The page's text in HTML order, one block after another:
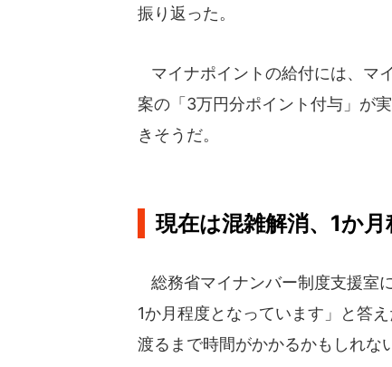
振り返った。
マイナポイントの給付には、マ
案の「3万円分ポイント付与」が
きそうだ。
現在は混雑解消、1か
総務省マイナンバー制度支援室
1か月程度となっています」と答
渡るまで時間がかかるかもしれな